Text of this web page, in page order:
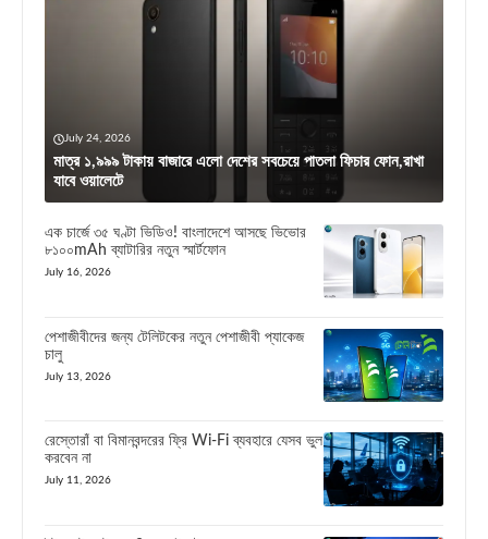
July 24, 2026
মাত্র ১,৯৯৯ টাকায় বাজারে এলো দেশের সবচেয়ে পাতলা ফিচার ফোন,রাখা
যাবে ওয়ালেটে
এক চার্জে ৩৫ ঘণ্টা ভিডিও! বাংলাদেশে আসছে ভিভোর
৮১০০mAh ব্যাটারির নতুন স্মার্টফোন
July 16, 2026
পেশাজীবীদের জন্য টেলিটকের নতুন পেশাজীবী প্যাকেজ
চালু
July 13, 2026
রেস্তোরাঁ বা বিমানবন্দরের ফ্রি Wi-Fi ব্যবহারে যেসব ভুল
করবেন না
July 11, 2026